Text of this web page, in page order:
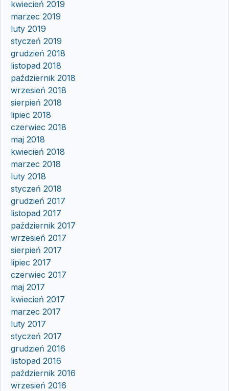
kwiecień 2019
marzec 2019
luty 2019
styczeń 2019
grudzień 2018
listopad 2018
październik 2018
wrzesień 2018
sierpień 2018
lipiec 2018
czerwiec 2018
maj 2018
kwiecień 2018
marzec 2018
luty 2018
styczeń 2018
grudzień 2017
listopad 2017
październik 2017
wrzesień 2017
sierpień 2017
lipiec 2017
czerwiec 2017
maj 2017
kwiecień 2017
marzec 2017
luty 2017
styczeń 2017
grudzień 2016
listopad 2016
październik 2016
wrzesień 2016